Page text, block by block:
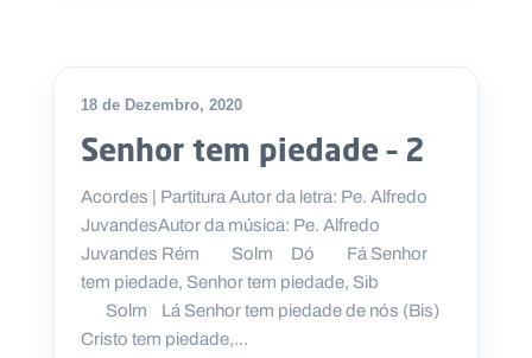
18 de Dezembro, 2020
Senhor tem piedade – 2
Acordes | Partitura Autor da letra: Pe. Alfredo
JuvandesAutor da música: Pe. Alfredo
Juvandes Rém Solm Dó Fá Senhor
tem piedade, Senhor tem piedade, Sib
Solm Lá Senhor tem piedade de nós (Bis)
Cristo tem piedade,...
g
n
d
a
o
t
a
c
t
o
s
e